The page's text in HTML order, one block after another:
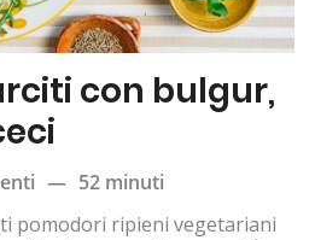
con bulgur,
— 52 minuti
pomodori ripieni vegetariani